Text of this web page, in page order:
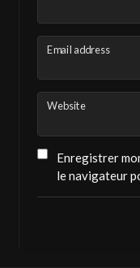
Email address
Website
Enregistrer
le navigateur